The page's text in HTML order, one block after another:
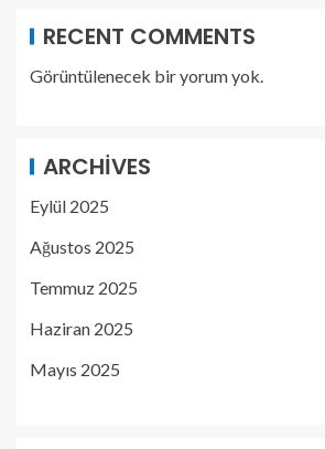
RECENT COMMENTS
Görüntülenecek bir yorum yok.
ARCHIVES
Eylül 2025
Ağustos 2025
Temmuz 2025
Haziran 2025
Mayıs 2025